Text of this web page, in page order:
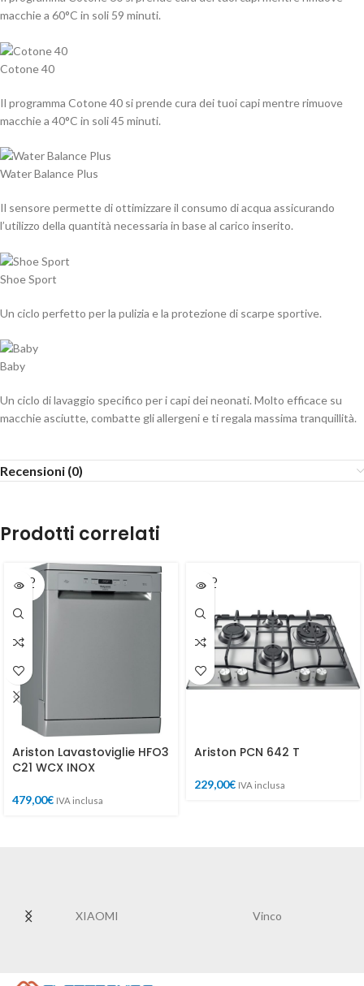
macchie a 60°C in soli 59 minuti.
Cotone 40
Il programma Cotone 40 si prende cura dei tuoi capi mentre rimuove
macchie a 40°C in soli 45 minuti.
Water Balance Plus
Il sensore permette di ottimizzare il consumo di acqua assicurando
l’utilizzo della quantità necessaria in base al carico inserito.
Shoe Sport
Un ciclo perfetto per la pulizia e la protezione di scarpe sportive.
Baby
Un ciclo di lavaggio specifico per i capi dei neonati. Molto efficace su
macchie asciutte, combatte gli allergeni e ti regala massima tranquillità.
Recensioni (0)
Prodotti correlati
SOLD
OUT
Ariston Lavastoviglie HFO3
C21 WCX INOX
479,00€ IVA inclusa
SOLD
OUT
Ariston PCN 642 T
229,00€ IVA inclusa
Vinco